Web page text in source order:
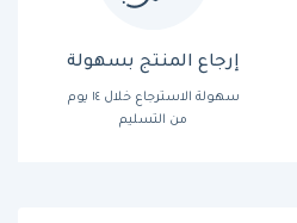
إرجاع المنتج بسهولة
سهولة الاسترجاع خلال ١٤ يوم
من التسليم